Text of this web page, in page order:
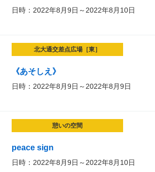
日時：2022年8月9日～2022年8月10日
北大通交差点広場［東］
《あそしえ》
日時：2022年8月9日～2022年8月9日
憩いの空間
peace sign
日時：2022年8月9日～2022年8月10日